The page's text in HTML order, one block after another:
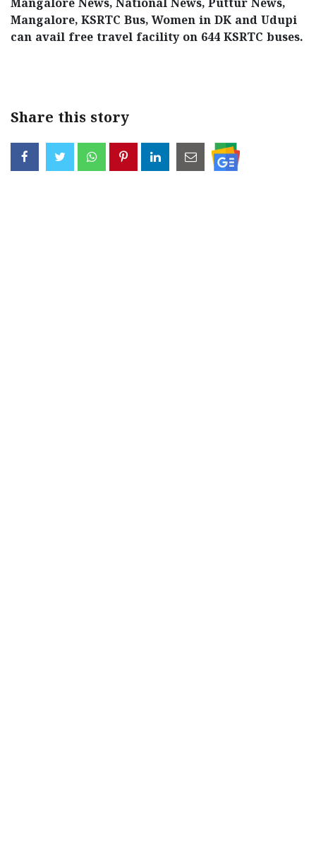
Mangalore News, National News, Puttur News,
Mangalore, KSRTC Bus, Women in DK and Udupi
can avail free travel facility on 644 KSRTC buses.
Share this story